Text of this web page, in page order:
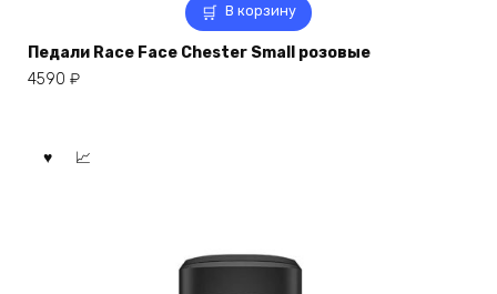
В корзину
Педали Race Face Chester Small розовые
4590 ₽